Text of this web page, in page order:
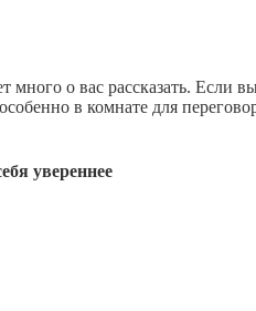
много о вас рассказать. Если
в комнате для
увереннее